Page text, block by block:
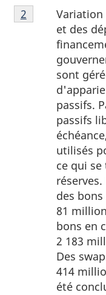
1Note
de
et des
sont
passifs.
passifs
utilisés
ce qui
des
81
bons en
2 183
Des
414
été
Retour à la
2